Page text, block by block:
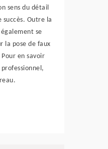
sens du détail
Outre la
se
la pose de faux
en savoir